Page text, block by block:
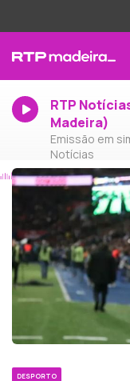
RTP
Madeira)
Emissão em
Notícias
DESPORTO